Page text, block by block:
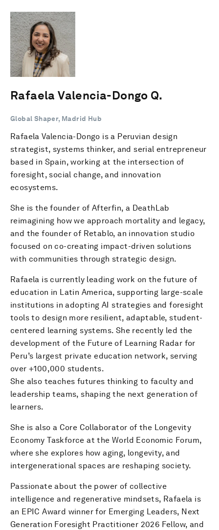
Rafaela Valencia-Dongo Q.
Global Shaper, Madrid Hub
Rafaela Valencia-Dongo is a Peruvian design
strategist, systems thinker, and serial entrepreneur
based in Spain, working at the intersection of
foresight, social change, and innovation
ecosystems.
She is the founder of Afterfin, a DeathLab
reimagining how we approach mortality and legacy,
and the founder of Retablo, an innovation studio
focused on co-creating impact-driven solutions
with communities through strategic design.
Rafaela is currently leading work on the future of
education in Latin America, supporting large-scale
institutions in adopting AI strategies and foresight
tools to design more resilient, adaptable, student-
centered learning systems. She recently led the
development of the Future of Learning Radar for
Peru’s largest private education network, serving
over +100,000 students.
She also teaches futures thinking to faculty and
leadership teams, shaping the next generation of
learners.
She is also a Core Collaborator of the Longevity
Economy Taskforce at the World Economic Forum,
where she explores how aging, longevity, and
intergenerational spaces are reshaping society.
Passionate about the power of collective
intelligence and regenerative mindsets, Rafaela is
an EPIC Award winner for Emerging Leaders, Next
Generation Foresight Practitioner 2026 Fellow, and